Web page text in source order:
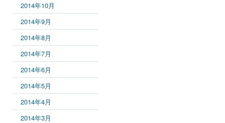
2014年10月
2014年9月
2014年8月
2014年7月
2014年6月
2014年5月
2014年4月
2014年3月